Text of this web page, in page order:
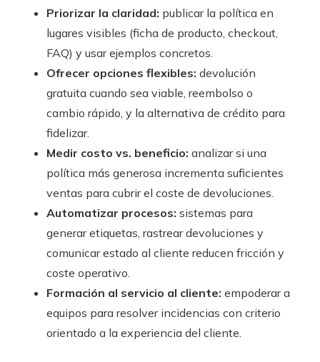
Priorizar la claridad: publicar la política en
lugares visibles (ficha de producto, checkout,
FAQ) y usar ejemplos concretos.
Ofrecer opciones flexibles: devolución
gratuita cuando sea viable, reembolso o
cambio rápido, y la alternativa de crédito para
fidelizar.
Medir costo vs. beneficio: analizar si una
política más generosa incrementa suficientes
ventas para cubrir el coste de devoluciones.
Automatizar procesos: sistemas para
generar etiquetas, rastrear devoluciones y
comunicar estado al cliente reducen fricción y
coste operativo.
Formación al servicio al cliente: empoderar a
equipos para resolver incidencias con criterio
orientado a la experiencia del cliente.